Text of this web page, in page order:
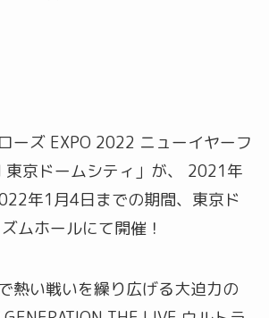
ーズ EXPO 2022 ニューイヤーフ
東京ドームシティ」が、 2021年
年1月4日までの期間、東京ド
ムホールにて開催！
熱い戦いを繰り広げる大迫力の